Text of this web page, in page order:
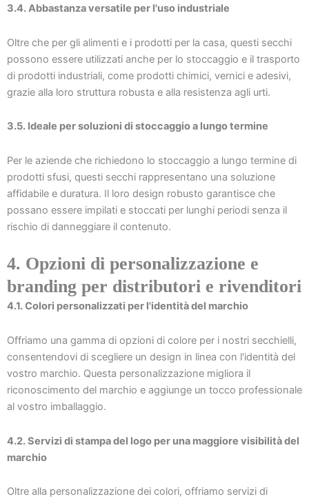
3.4. Abbastanza versatile per l'uso industriale
Oltre che per gli alimenti e i prodotti per la casa, questi secchi
possono essere utilizzati anche per lo stoccaggio e il trasporto
di prodotti industriali, come prodotti chimici, vernici e adesivi,
grazie alla loro struttura robusta e alla resistenza agli urti.
3.5. Ideale per soluzioni di stoccaggio a lungo termine
Per le aziende che richiedono lo stoccaggio a lungo termine di
prodotti sfusi, questi secchi rappresentano una soluzione
affidabile e duratura. Il loro design robusto garantisce che
possano essere impilati e stoccati per lunghi periodi senza il
rischio di danneggiare il contenuto.
4. Opzioni di personalizzazione e
branding per distributori e rivenditori
4.1. Colori personalizzati per l'identità del marchio
Offriamo una gamma di opzioni di colore per i nostri secchielli,
consentendovi di scegliere un design in linea con l'identità del
vostro marchio. Questa personalizzazione migliora il
riconoscimento del marchio e aggiunge un tocco professionale
al vostro imballaggio.
4.2. Servizi di stampa del logo per una maggiore visibilità del
marchio
Oltre alla personalizzazione dei colori, offriamo servizi di